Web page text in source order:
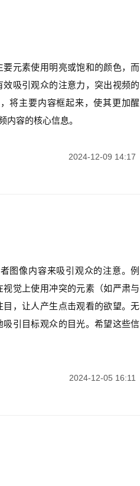
元素使用明亮或饱和的颜色，而
吸引观众的注意力，突出视频的
将主要内容框起来，使其更加醒
内容的核心信息。
2024-12-09 14:17
图像内容来吸引观众的注意。例
觉上使用冲突的元素（如严肃与
，让人产生点击观看的欲望。无
引目标观众的目光。希望这些信
2024-12-05 16:11